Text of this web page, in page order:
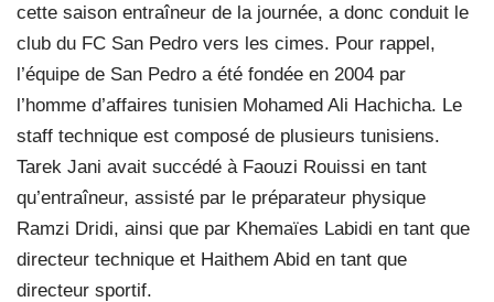
cette saison entraîneur de la journée, a donc conduit le
club du FC San Pedro vers les cimes. Pour rappel,
l’équipe de San Pedro a été fondée en 2004 par
l’homme d’affaires tunisien Mohamed Ali Hachicha. Le
staff technique est composé de plusieurs tunisiens.
Tarek Jani avait succédé à Faouzi Rouissi en tant
qu’entraîneur, assisté par le préparateur physique
Ramzi Dridi, ainsi que par Khemaïes Labidi en tant que
directeur technique et Haithem Abid en tant que
directeur sportif.